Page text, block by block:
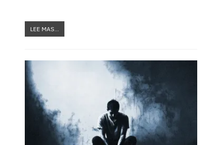
LEE MAS...